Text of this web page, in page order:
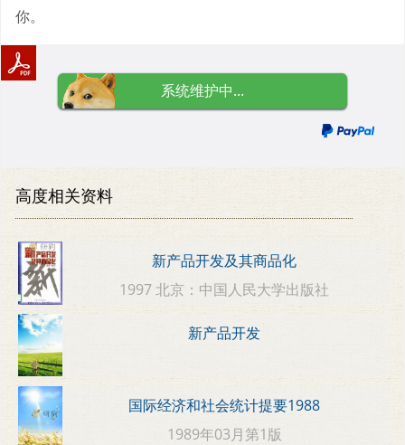
你。
系统维护中...
高度相关资料
新产品开发及其商品化
1997 北京：中国人民大学出版社
新产品开发
国际经济和社会统计提要1988
1989年03月第1版